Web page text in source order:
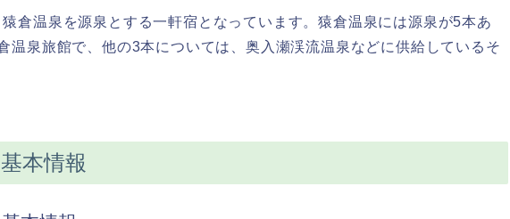
倉温泉を源泉とする一軒宿となっています。猿倉温泉には源泉が5本あ
温泉旅館で、他の3本については、奥入瀬渓流温泉などに供給しているそ
本情報